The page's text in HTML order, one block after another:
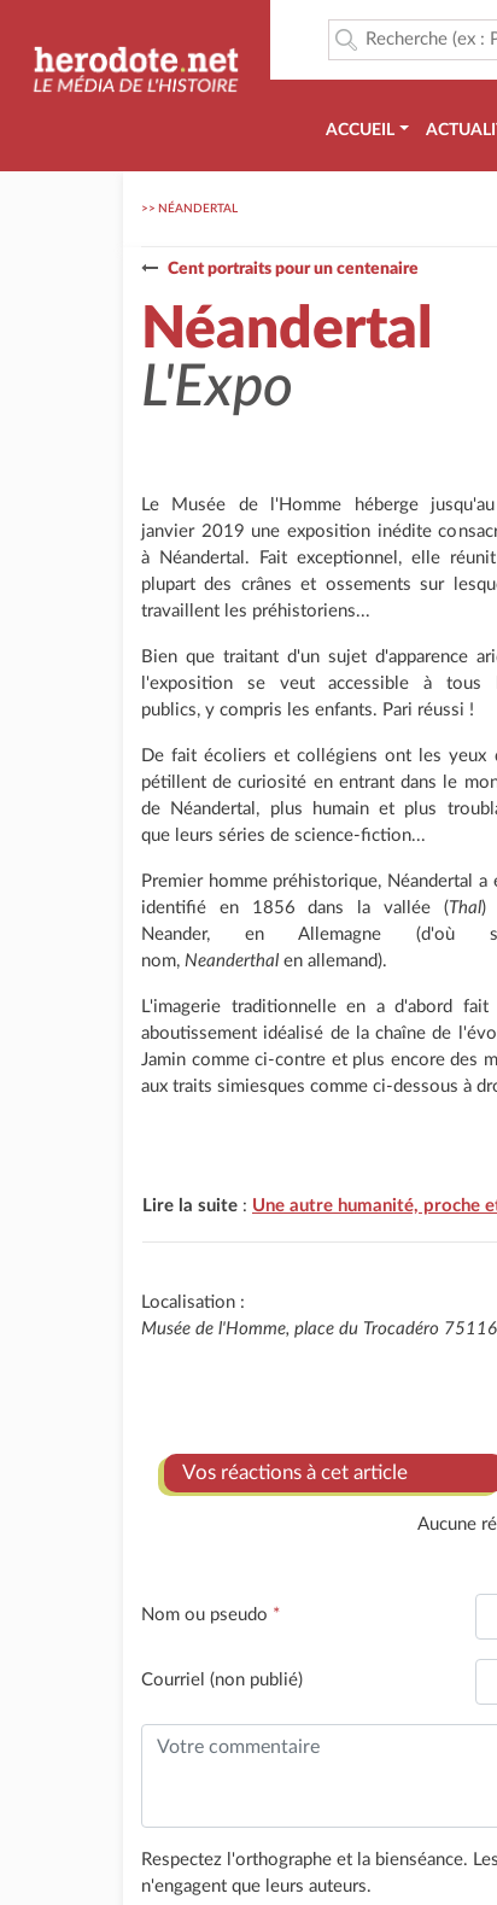
ACCUEIL
>> NÉANDERTAL
Cent portraits pour un centenaire
Néandertal
L'Expo
Le Musée de l'Homme héberge
janvier 2019 une exposition inédite
à Néandertal. Fait exceptionnel, elle
plupart des crânes et ossements sur
travaillent les préhistoriens...
Bien que traitant d'un sujet d'apparence
l'exposition se veut accessible à tous
publics, y compris les enfants. Pari réussi !
De fait écoliers et collégiens ont les yeux
pétillent de curiosité en entrant dans le
de Néandertal, plus humain et plus
que leurs séries de science-fiction...
Premier homme préhistorique, Néandertal a
identifié en 1856 dans la vallée (Thal)
Neander, en Allemagne (d'où
nom, Neanderthal en allemand).
L'imagerie traditionnelle en a d'abord
aboutissement idéalisé de la chaîne de
Jamin comme ci-contre et plus encore des
aux traits simiesques comme ci-dessous à
Lire la suite : Une autre humanité, proche
Localisation :
Musée de l'Homme, place du Trocadéro 75116
Vos réactions à cet article
Aucune
Nom ou pseudo *
Courriel (non publié)
Respectez l'orthographe et la bienséance.
n'engagent que leurs auteurs.